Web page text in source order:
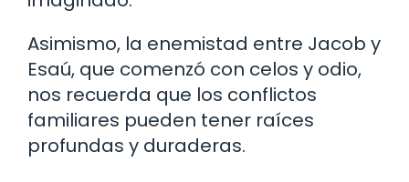
Asimismo, la enemistad entre Jacob y
Esaú, que comenzó con celos y odio,
nos recuerda que los conflictos
familiares pueden tener raíces
profundas y duraderas.